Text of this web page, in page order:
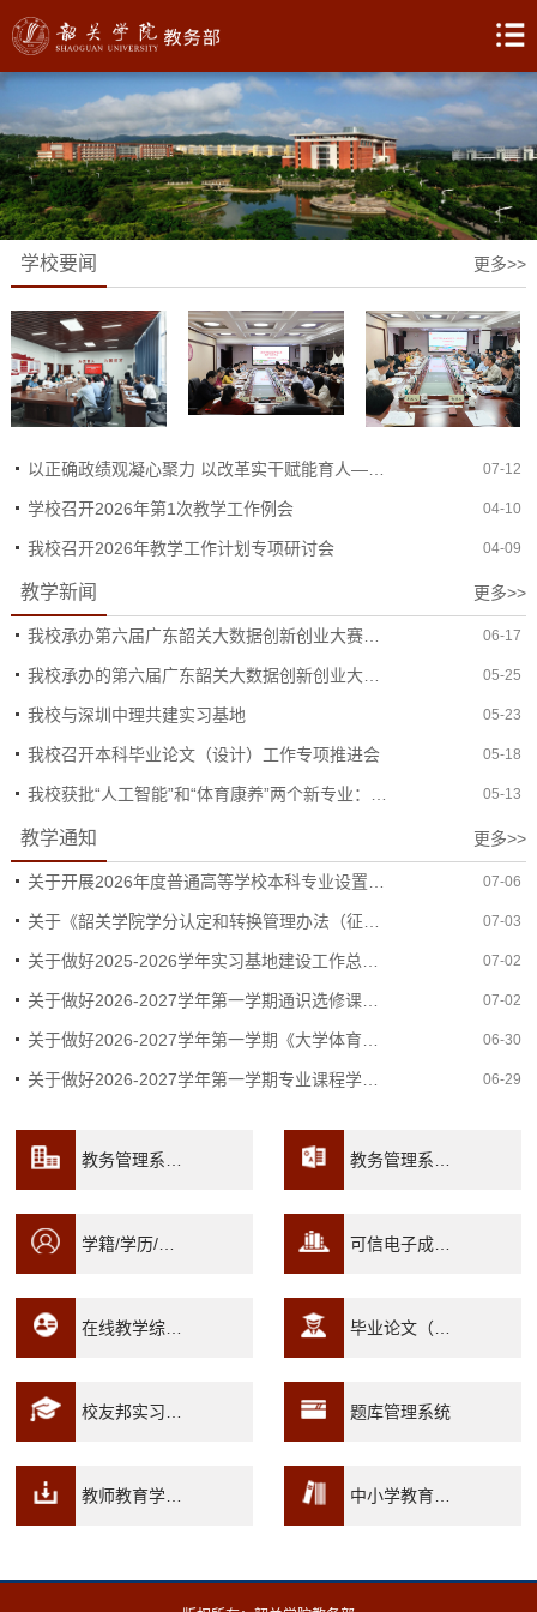
学校要闻 更多>>
以正确政绩观凝心聚力 以改革实干赋能育人——教务部党支部开展专题党课学习 07-12
学校召开2026年第1次教学工作例会 04-10
我校召开2026年教学工作计划专项研讨会 04-09
教学新闻 更多>>
我校承办第六届广东韶关大数据创新创业大赛赛事预热活动（韶关站） 06-17
我校承办的第六届广东韶关大数据创新创业大赛在深圳大学启动 05-25
我校与深圳中理共建实习基地 05-23
我校召开本科毕业论文（设计）工作专项推进会 05-18
我校获批“人工智能”和“体育康养”两个新专业：应用创业型发展再添新动力 05-13
教学通知 更多>>
关于开展2026年度普通高等学校本科专业设置工作的通知 07-06
关于《韶关学院学分认定和转换管理办法（征求意见稿）》征求意见的通知 07-03
关于做好2025-2026学年实习基地建设工作总结暨校外实习基地评估自查工作的通知 07-02
关于做好2026-2027学年第一学期通识选修课学生选课工作的通知 07-02
关于做好2026-2027学年第一学期《大学体育》选课的通知 06-30
关于做好2026-2027学年第一学期专业课程学生选课工作的通知 06-29
教务管理系统(教师/学生端) 教务管理系统（管理端）
学籍/学历/学位查询平台 可信电子成绩/证明平台
在线教学综合服务平台 毕业论文（设计）管理系统
校友邦实习实训平台 题库管理系统
教师教育学习平台 中小学教育资源及案例系统